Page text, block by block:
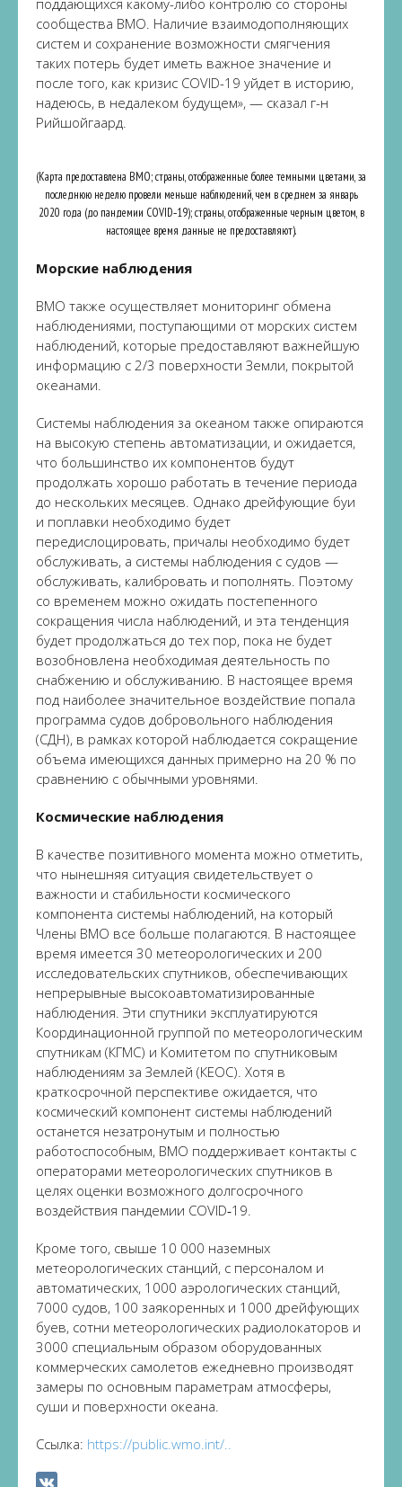
поддающихся какому-либо контролю со стороны
сообщества ВМО. Наличие взаимодополняющих
систем и сохранение возможности смягчения
таких потерь будет иметь важное значение и
после того, как кризис COVID-19 уйдет в историю,
надеюсь, в недалеком будущем», — сказал г-н
Рийшойгаард.
(Карта предоставлена ВМО; страны, отображенные более темными цветами, за
последнюю неделю провели меньше наблюдений, чем в среднем за январь
2020 года (до пандемии COVID‑19); страны, отображенные черным цветом, в
настоящее время данные не предоставляют).
Морские наблюдения
ВМО также осуществляет мониторинг обмена
наблюдениями, поступающими от морских систем
наблюдений, которые предоставляют важнейшую
информацию с 2/3 поверхности Земли, покрытой
океанами.
Системы наблюдения за океаном также опираются
на высокую степень автоматизации, и ожидается,
что большинство их компонентов будут
продолжать хорошо работать в течение периода
до нескольких месяцев. Однако дрейфующие буи
и поплавки необходимо будет
передислоцировать, причалы необходимо будет
обслуживать, а системы наблюдения с судов —
обслуживать, калибровать и пополнять. Поэтому
со временем можно ожидать постепенного
сокращения числа наблюдений, и эта тенденция
будет продолжаться до тех пор, пока не будет
возобновлена необходимая деятельность по
снабжению и обслуживанию. В настоящее время
под наиболее значительное воздействие попала
программа судов добровольного наблюдения
(СДН), в рамках которой наблюдается сокращение
объема имеющихся данных примерно на 20 % по
сравнению с обычными уровнями.
Космические наблюдения
В качестве позитивного момента можно отметить,
что нынешняя ситуация свидетельствует о
важности и стабильности космического
компонента системы наблюдений, на который
Члены ВМО все больше полагаются. В настоящее
время имеется 30 метеорологических и 200
исследовательских спутников, обеспечивающих
непрерывные высокоавтоматизированные
наблюдения. Эти спутники эксплуатируются
Координационной группой по метеорологическим
спутникам (КГМС) и Комитетом по спутниковым
наблюдениям за Землей (КЕОС). Хотя в
краткосрочной перспективе ожидается, что
космический компонент системы наблюдений
останется незатронутым и полностью
работоспособным, ВМО поддерживает контакты с
операторами метеорологических спутников в
целях оценки возможного долгосрочного
воздействия пандемии COVID‑19.
Кроме того, свыше 10 000 наземных
метеорологических станций, с персоналом и
автоматических, 1000 аэрологических станций,
7000 судов, 100 заякоренных и 1000 дрейфующих
буев, сотни метеорологических радиолокаторов и
3000 специальным образом оборудованных
коммерческих самолетов ежедневно производят
замеры по основным параметрам атмосферы,
суши и поверхности океана.
Ссылка: https://public.wmo.int/..